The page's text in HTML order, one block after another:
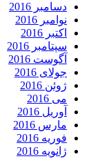
دسامبر 2016
نوامبر 2016
اکتبر 2016
سپتامبر 2016
آگوست 2016
جولای 2016
ژوئن 2016
می 2016
آوریل 2016
مارس 2016
فوریه 2016
ژانویه 2016